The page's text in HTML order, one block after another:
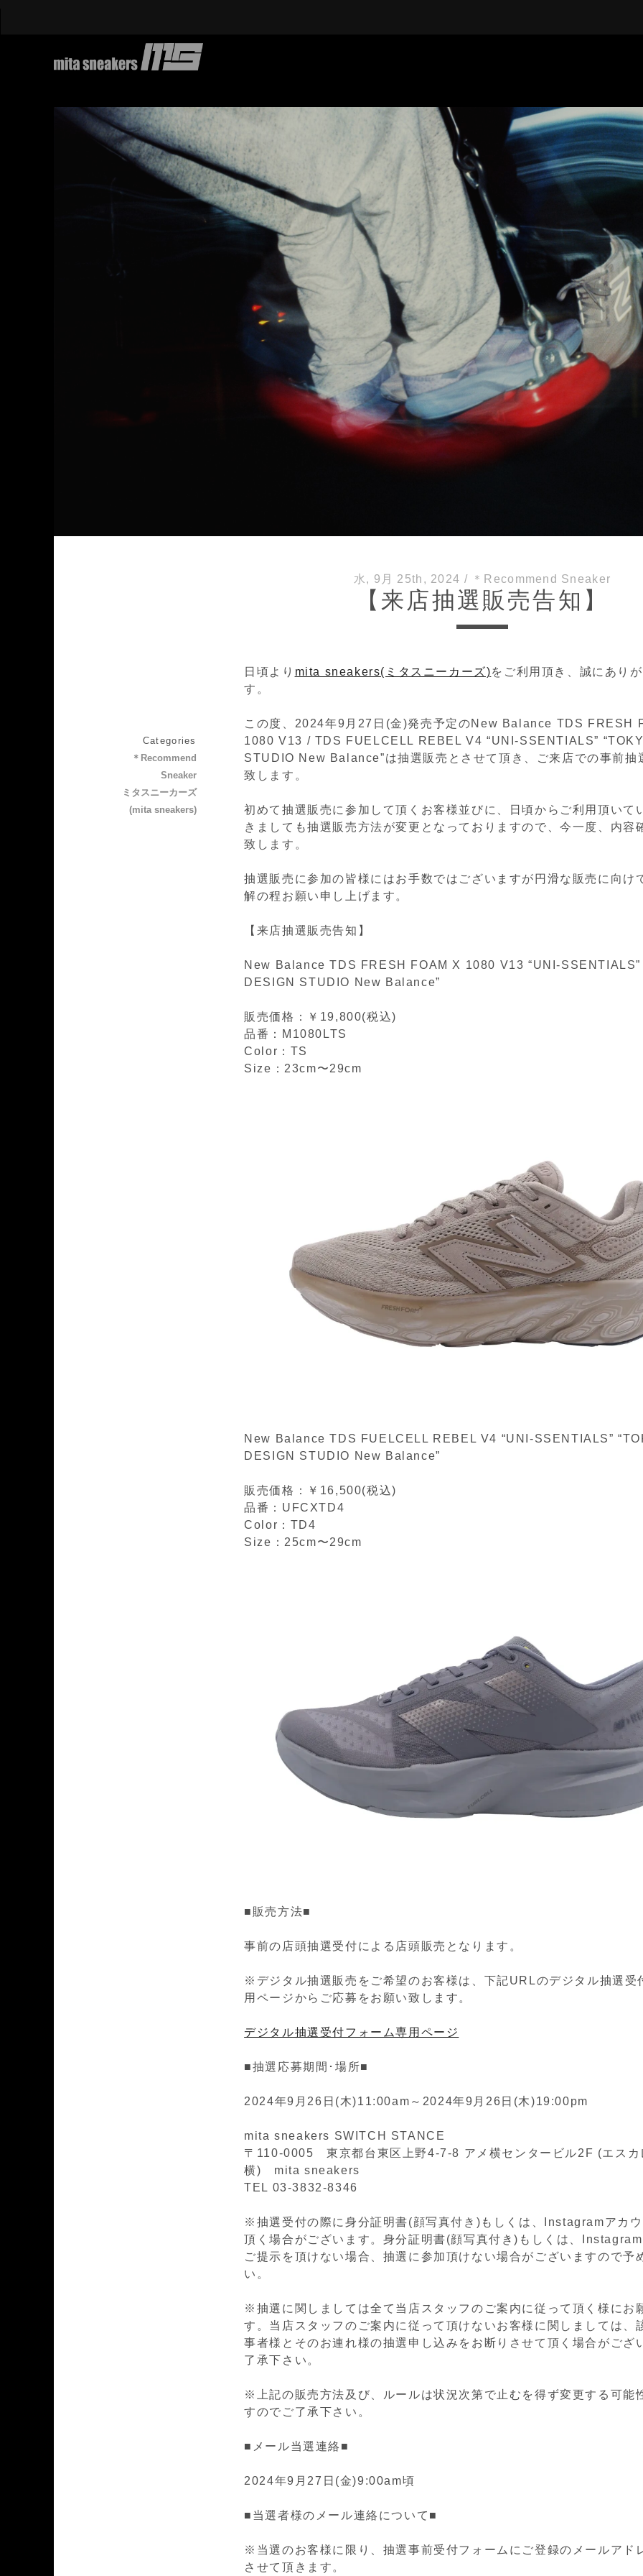
水, 9月 25th, 2024 / ＊Recommend Sneaker
【来店抽選販売告知】
日頃より mita sneakers(ミタスニーカーズ)をご利用頂き、誠にあり
す。
この度、2024年9月27日(金)発売予定のNew Balance TDS FRESH
1080 V13 / TDS FUELCELL REBEL V4 “UNI-SSENTIALS”
STUDIO New Balance”は抽選販売とさせて頂き、ご来店での事前抽
致します。
初めて抽選販売に参加して頂くお客様並びに、日頃からご利用頂いて
きましても抽選販売方法が変更となっておりますので、今一度、内容
致します。
抽選販売に参加の皆様にはお手数ではございますが円滑な販売に向け
解の程お願い申し上げます。
【来店抽選販売告知】
New Balance TDS FRESH FOAM X 1080 V13 “UNI-SSENTIALS”
DESIGN STUDIO New Balance”
販売価格：￥19,800(税込)
品番：M1080LTS
Color：TS
Size：23cm〜29cm
New Balance TDS FUELCELL REBEL V4 “UNI-SSENTIALS”
DESIGN STUDIO New Balance”
販売価格：￥16,500(税込)
品番：UFCXTD4
Color：TD4
Size：25cm〜29cm
■販売方法■
事前の店頭抽選受付による店頭販売となります。
※デジタル抽選販売をご希望のお客様は、下記URLのデジタル抽選受
用ページからご応募をお願い致します。
デジタル抽選受付フォーム専用ページ
■抽選応募期間･場所■
2024年9月26日(木)11:00am～2024年9月26日(木)19:00pm
mita sneakers SWITCH STANCE
〒110-0005 東京都台東区上野4-7-8 アメ横センタービル2F (エスカ
横) mita sneakers
TEL 03-3832-8346
※抽選受付の際に身分証明書(顔写真付き)もしくは、Instagramアカ
頂く場合がございます。身分証明書(顔写真付き)もしくは、
ご提示を頂けない場合、抽選に参加頂けない場合がございますので予
い。
※抽選に関しましては全て当店スタッフのご案内に従って頂く様にお
す。当店スタッフのご案内に従って頂けないお客様に関しましては、
事者様とそのお連れ様の抽選申し込みをお断りさせて頂く場合がござ
了承下さい。
※上記の販売方法及び、ルールは状況次第で止むを得ず変更する可能
すのでご了承下さい。
■メール当選連絡■
2024年9月27日(金)9:00am頃
■当選者様のメール連絡について■
※当選のお客様に限り、抽選事前受付フォームにご登録のメールアド
させて頂きます。
Categories
＊Recommend
Sneaker
ミタスニーカーズ
(mita sneakers)